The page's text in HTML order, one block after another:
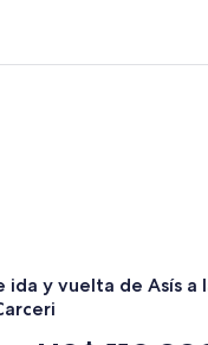
ida y vuelta de Asís a
y vuelta de Asís a la